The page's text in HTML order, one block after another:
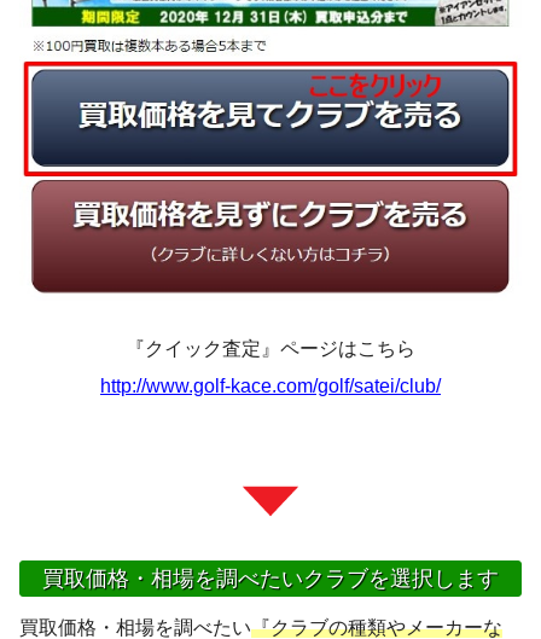
『クイック査定』ページはこちら
http://www.golf-kace.com/golf/satei/club/
買取価格・相場を調べたいクラブを選択します
買取価格・相場を調べたい『クラブの種類やメーカーな